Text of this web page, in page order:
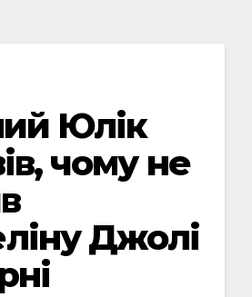
Юлік
чому не
Джолі